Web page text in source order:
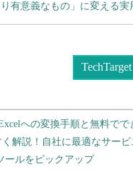
有意義なもの」に変える実
への変換手順と無料で
解説！自社に最適なサービ
ールをピックアップ